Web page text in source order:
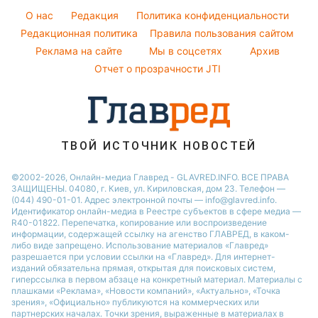
Кейт Миддлтон
Алла Пугачева
Максим Галкин
Виталий Козловский
Новости моды
Советы от Андре Тана
Оптические иллюзии
Народные приметы
Все о шоу-бизнесе
O нас Редакция
Политика конфиденциальности
Редакционная политика
Правила пользования сайтом
Реклама на сайте
Мы в соцсетях
Архив
Отчет о прозрачности JTI
ТВОЙ ИСТОЧНИК НОВОСТЕЙ
©2002-2026, Онлайн-медиа Главред - GLAVRED.INFO. ВСЕ ПРАВА
ЗАЩИЩЕНЫ. 04080, г. Киев, ул. Кириловская, дом 23. Телефон —
(044) 490-01-01. Адрес электронной почты — info@glavred.info.
Идентификатор онлайн-медиа в Реестре cубъектов в сфере медиа —
R40-01822. Перепечатка, копирование или воспроизведение
информации, содержащей ссылку на агенство ГЛАВРЕД, в каком-
либо виде запрещено. Использование материалов «Главред»
разрешается при условии ссылки на «Главред». Для интернет-
изданий обязательна прямая, открытая для поисковых систем,
гиперссылка в первом абзаце на конкретный материал. Материалы с
плашками «Реклама», «Новости компаний», «Актуально», «Точка
зрения», «Официально» публикуются на коммерческих или
партнерских началах. Точки зрения, выраженные в материалах в